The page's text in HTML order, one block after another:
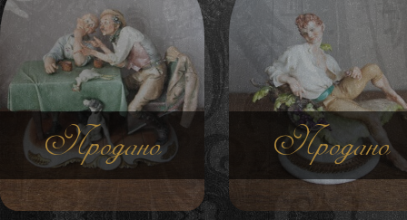
Продано Продано